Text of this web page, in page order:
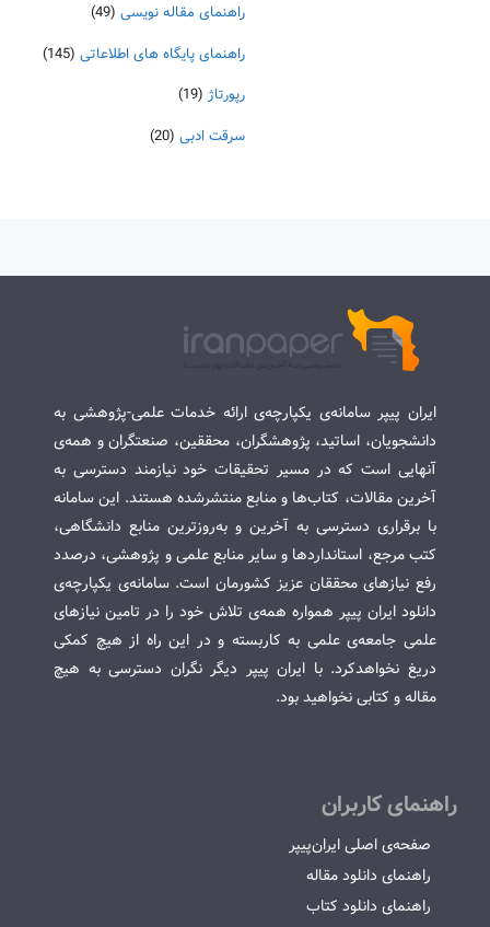
راهنمای مقاله نویسی (49)
راهنمای پایگاه های اطلاعاتی (145)
رپورتاژ (19)
سرقت ادبی (20)
ایران پیپر سامانه‌ی یکپارچه‌ی ارائه خدمات علمی-پژوهشی به
دانشجویان، اساتید، پژوهشگران، محققین، صنعتگران و همه‌ی
آنهایی است که در مسیر تحقیقات خود نیازمند دسترسی به
آخرین مقالات، کتاب‌ها و منابع منتشرشده هستند. این سامانه
با برقراری دسترسی به آخرین و به‌روزترین منابع دانشگاهی،
کتب مرجع، استانداردها و سایر منابع علمی و پژوهشی، درصدد
رفع نیازهای محققان عزیز کشورمان است. سامانه‌ی یکپارچه‌ی
دانلود ایران پیپر همواره همه‌ی تلاش خود را در تامین نیازهای
علمی جامعه‌ی علمی به کاربسته و در این راه از هیچ کمکی
دریغ نخواهدکرد. با ایران پیپر دیگر نگران دسترسی به هیچ
مقاله و کتابی نخواهید بود.
راهنمای کاربران
صفحه‌ی اصلی ایران‌پیپر
راهنمای دانلود مقاله
راهنمای دانلود کتاب